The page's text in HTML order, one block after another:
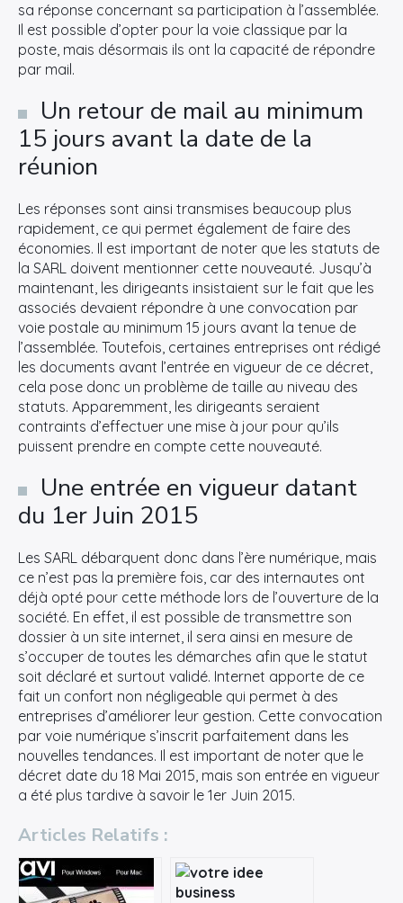
sa réponse concernant sa participation à l’assemblée.
Il est possible d’opter pour la voie classique par la
poste, mais désormais ils ont la capacité de répondre
par mail.
Un retour de mail au minimum
15 jours avant la date de la
réunion
Les réponses sont ainsi transmises beaucoup plus
rapidement, ce qui permet également de faire des
économies. Il est important de noter que les statuts de
la SARL doivent mentionner cette nouveauté. Jusqu’à
maintenant, les dirigeants insistaient sur le fait que les
associés devaient répondre à une convocation par
voie postale au minimum 15 jours avant la tenue de
l’assemblée. Toutefois, certaines entreprises ont rédigé
les documents avant l’entrée en vigueur de ce décret,
cela pose donc un problème de taille au niveau des
statuts. Apparemment, les dirigeants seraient
contraints d’effectuer une mise à jour pour qu’ils
puissent prendre en compte cette nouveauté.
Une entrée en vigueur datant
du 1er Juin 2015
Les SARL débarquent donc dans l’ère numérique, mais
ce n’est pas la première fois, car des internautes ont
déjà opté pour cette méthode lors de l’ouverture de la
société. En effet, il est possible de transmettre son
dossier à un site internet, il sera ainsi en mesure de
s’occuper de toutes les démarches afin que le statut
soit déclaré et surtout validé. Internet apporte de ce
fait un confort non négligeable qui permet à des
entreprises d’améliorer leur gestion. Cette convocation
par voie numérique s’inscrit parfaitement dans les
nouvelles tendances. Il est important de noter que le
décret date du 18 Mai 2015, mais son entrée en vigueur
a été plus tardive à savoir le 1er Juin 2015.
Articles Relatifs :